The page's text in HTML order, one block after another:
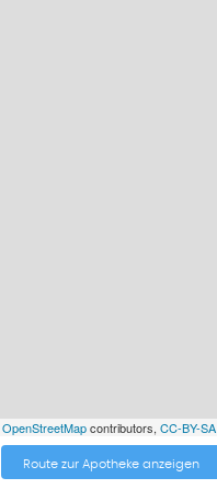
OpenStreetMapcontributors, CC-BY-SA
Route zur Apotheke anzeigen